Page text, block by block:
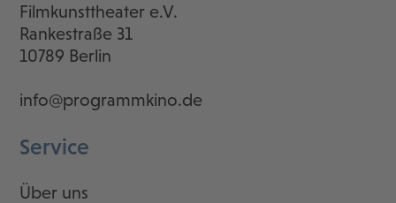
Filmkunsttheater e.V.
Rankestraße 31
10789 Berlin
info@programmkino.de
Service
Über uns